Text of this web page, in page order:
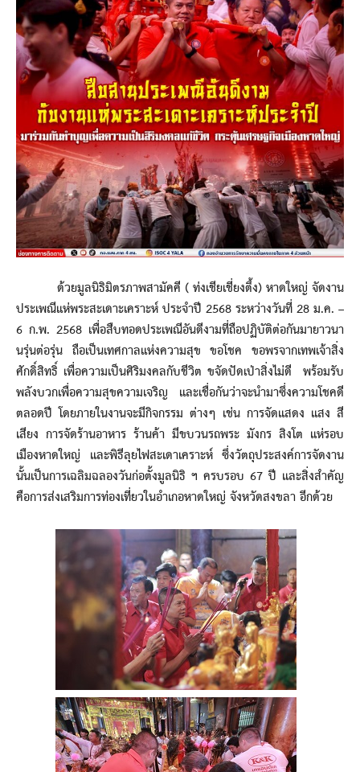
ด้วยมูลนิธิมิตรภาพสามัคคี ( ท่งเชียเชี่ยงตึ้ง) หาดใหญ่ จัดงาน
ประเพณีแห่พระสะเดาะเคราะห์ ประจําปี 2568 ระหว่างวันที่ 28 ม.ค. –
6 ก.พ. 2568 เพื่อสืบทอดประเพณีอันดีงามที่ถือปฏิบัติต่อกันมายาวนา
นรุ่นต่อรุ่น ถือเป็นเทศกาลแห่งความสุข ขอโชค ขอพรจากเทพเจ้าสิ่ง
ศักดิ์สิทธิ์ เพื่อความเป็นศิริมงคลกับชีวิต ขจัดปัดเป่าสิ่งไม่ดี พร้อมรับ
พลังบวกเพื่อความสุขความเจริญ และเชื่อกันว่าจะนำมาซึ่งความโชคดี
ตลอดปี โดยภายในงานจะมีกิจกรรม ต่างๆ เช่น การจัดแสดง แสง สี
เสียง การจัดร้านอาหาร ร้านค้า มีขบวนรถพระ มังกร สิงโต แห่รอบ
เมืองหาดใหญ่ และพิธีลุยไฟสะเดาเคราะห์ ซึ่งวัตถุประสงค์การจัดงาน
นั้นเป็นการเฉลิมฉลองวันก่อตั้งมูลนิธิ ฯ ครบรอบ 67 ปี และสิ่งสำคัญ
คือการส่งเสริมการท่องเที่ยวในอําเกอหาดใหญ่ จังหวัดสงขลา อีกด้วย